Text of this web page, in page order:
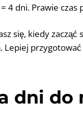
4 dni. Prawie czas
się, kiedy
Lepiej przygotować
dni do